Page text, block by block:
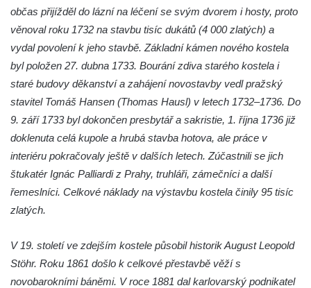
Annáše (U Kaifáše)
Křížová cesta Římov – XII. kaple – Vodní
brána
Křížová cesta Římov – XI. kaple – Ježíš
haněn a tupen
Křížová cesta Římov – X. kaple – U
Cedronu
Křížová cesta Římov – IX. kaple – U
chromého žida
Křížová cesta Římov – VIII. kaple – Kristus
Křížová cesta Římov – VII. kaple – Políbení
Jidášovo
Křížová cesta Římov – VI. kaple – Olivetská
občas přijížděl do lázní na léčení se svým dvorem i hosty, proto
věnoval roku 1732 na stavbu tisíc dukátů (4 000 zlatých) a
vydal povolení k jeho stavbě. Základní kámen nového kostela
byl položen 27. dubna 1733. Bourání zdiva starého kostela i
staré budovy děkanství a zahájení novostavby vedl pražský
stavitel Tomáš Hansen (Thomas Hausl) v letech 1732–1736. Do
9. září 1733 byl dokončen presbytář a sakristie, 1. října 1736 již
doklenuta celá kupole a hrubá stavba hotova, ale práce v
interiéru pokračovaly ještě v dalších letech. Zúčastnili se jich
štukatér Ignác Palliardi z Prahy, truhláři, zámečníci a další
řemeslníci. Celkové náklady na výstavbu kostela činily 95 tisíc
zlatých.
V 19. století ve zdejším kostele působil historik August Leopold
Stöhr. Roku 1861 došlo k celkové přestavbě věží s
novobarokními báněmi. V roce 1881 dal karlovarský podnikatel